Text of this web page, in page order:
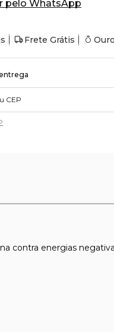
pelo WhatsApp
Frete Grátis
contra energias